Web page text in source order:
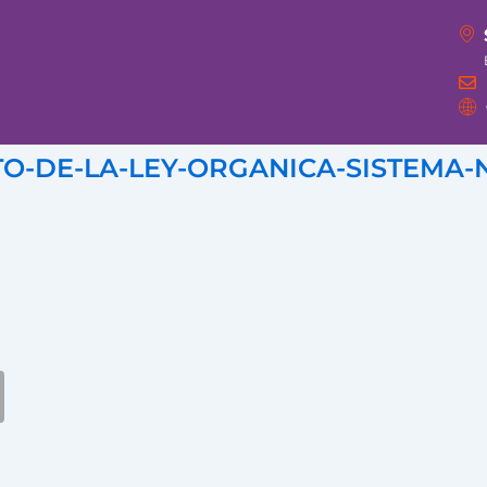
DE-LA-LEY-ORGANICA-